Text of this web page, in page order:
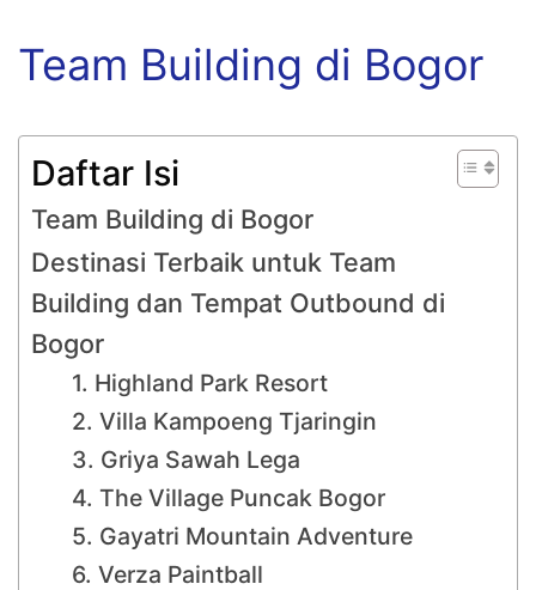
Team Building di Bogor
Daftar Isi
Team Building di Bogor
Destinasi Terbaik untuk Team
Building dan Tempat Outbound di
Bogor
1. Highland Park Resort
2. Villa Kampoeng Tjaringin
3. Griya Sawah Lega
4. The Village Puncak Bogor
5. Gayatri Mountain Adventure
6. Verza Paintball